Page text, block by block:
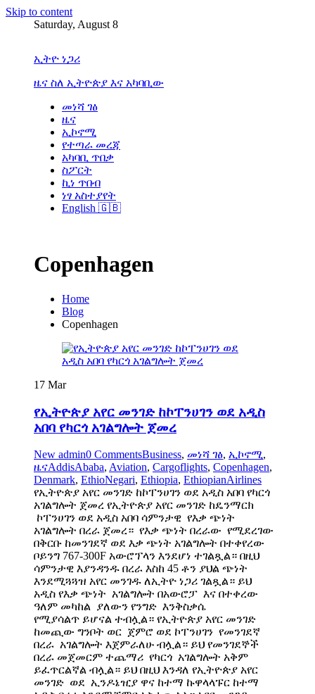
Skip to content
Saturday, August 8
ኢትዮ ነጋሪ
ዜና ስለ ኢትዮጵያ እና አካባቢው
መነሻ ገፅ
ዜና
ኢኮኖሚ
የተጣራ መረጃ
አካባቢ ጥበቃ
ስፖርት
ኪነ ጥበብ
ነፃ አስተያየት
English 🇬🇧
Copenhagen
Home
Blog
Copenhagen
17 Mar
የኢትዮጵያ አየር መንገድ ከኮፐንሀገን ወደ አዲስ
አበባ የካርጎ አገልግሎት ጀመረ
New admin0 CommentsBusiness, መነሻ ገፅ, ኢኮኖሚ,
ዜናAddisAbaba, Aviation, Cargoflights, Copenhagen,
Denmark, EthioNegari, Ethiopia, EthiopianAirlines
የኢትዮጵያ አየር መንገድ ከኮፐንሀገን ወደ አዲስ አበባ የካርጎ
አገልግሎት ጀመረ የኢትዮጵያ አየር መንገድ ከዴንማርክ
ኮፐንሀገን ወደ አዲስ አበባ ሳምንታዊ የእቃ ጭነት
አገልግሎት በረራ ጀመረ። የእቃ ጭነት በረራው የሚደረገው
በቅርቡ ከመንገደኛ ወደ እቃ ጭነት አገልግሎት በተቀየረው
ቦይንግ 767-300F አውሮፕላን እንደሆነ ተገልጿል። በዚህ
ሳምንታዊ እያንዳንዱ በረራ እስከ 45 ቶን ያህል ጭነት
እንደሚጓጓዝ አየር መንገዱ ለኢትዮ ነጋሪ ገልጿል። ይህ
አዲስ የእቃ ጭነት አገልግሎት በአውሮፓ እና በተቀረው
ዓለም መካከል ያለውን የንግድ እንቅስቃሴ
የሚያሳልጥ ይሆናል ተብሏል። የኢትዮጵያ አየር መንገድ
ከመጪው ግንቦት ወር ጀምሮ ወደ ኮፐንሀገን የመንገደኛ
በረራ አገልግሎት እጀምራለሁ ብሏል። ይህ የመንገደኞች
በረራ መጀመርም ተጨማሪ የካርጎ አገልግሎት አቅም
ይፈጥርልኛል ብሏል። ይህ በዚህ እንዳለ የኢትዮጵያ አየር
መንገድ ወደ ኢንዶኔዢያ ዋና ከተማ ኩዋላላፑር ከተማ